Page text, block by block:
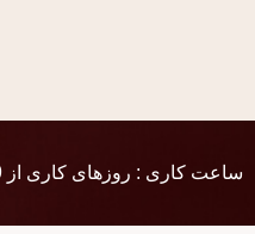
ساعت کاری : روزهای کاری از 9 الی 14 و 16 الی 22